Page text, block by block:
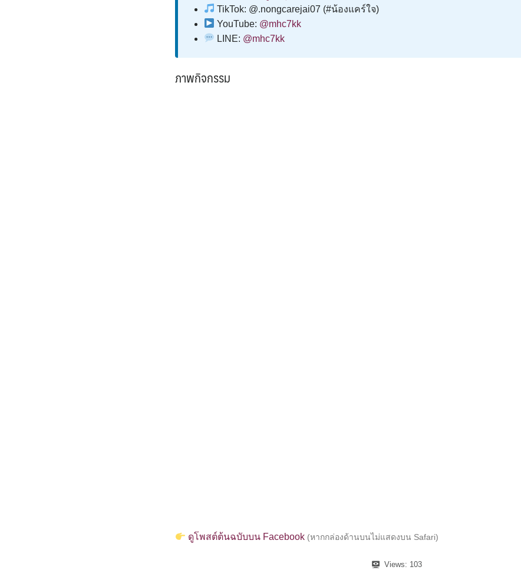
TikTok: @.nongcarejai07 (#น้องแคร์ใจ)
YouTube: @mhc7kk
LINE: @mhc7kk
ภาพกิจกรรม
ดูโพสต์ต้นฉบับบน Facebook (หากกล่องด้านบนไม่แสดงบน Safari)
Views: 103